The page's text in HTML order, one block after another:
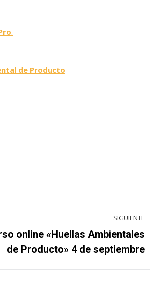
.
de Producto
SIGUIENTE
online «Huellas Ambientales
de Producto» 4 de septiembre